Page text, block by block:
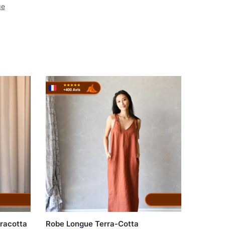
Robe Longue Terra-Cotta